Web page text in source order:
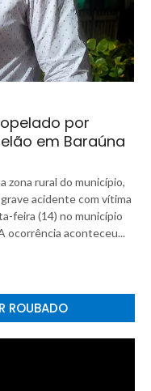
por
em Baraúna
zona rural do município,
acidente com vítima
feira (14) no município
ocorrência aconteceu...
ROUBADO